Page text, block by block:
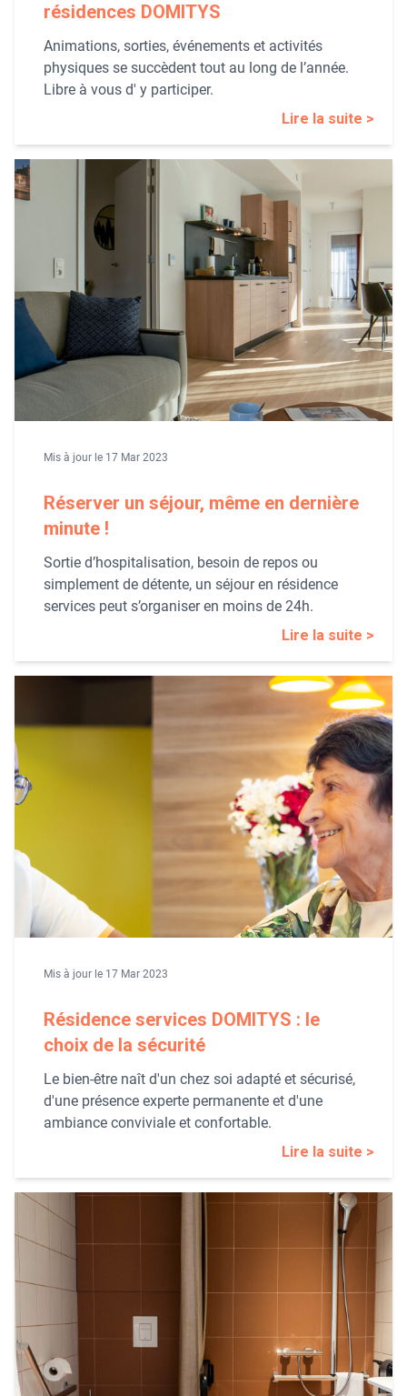
résidences DOMITYS
Animations, sorties, événements et activités
physiques se succèdent tout au long de l’année.
Libre à vous d' y participer.
Lire la suite >
Mis à jour le 17 Mar 2023
Réserver un séjour, même en dernière
minute !
Sortie d’hospitalisation, besoin de repos ou
simplement de détente, un séjour en résidence
services peut s’organiser en moins de 24h.
Lire la suite >
Mis à jour le 17 Mar 2023
Résidence services DOMITYS : le
choix de la sécurité
Le bien-être naît d'un chez soi adapté et sécurisé,
d'une présence experte permanente et d'une
ambiance conviviale et confortable.
Lire la suite >